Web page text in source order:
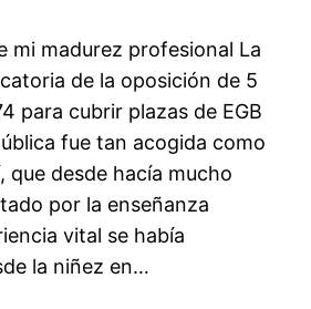
mi madurez profesional La
de la oposición de 5
para cubrir plazas de EGB
fue tan acogida como
que desde hacía mucho
por la enseñanza
vital se había
la niñez en…